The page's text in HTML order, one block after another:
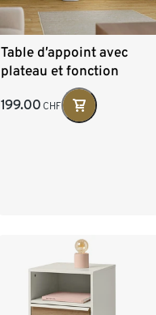
Table d’appoint avec
plateau et fonction
199.00 CHF